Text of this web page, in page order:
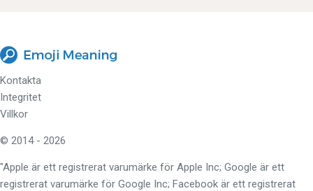
Kontakta
Integritet
Villkor
© 2014 - 2026
"Apple är ett registrerat varumärke för Apple Inc; Google är ett
registrerat varumärke för Google Inc; Facebook är ett registrerat